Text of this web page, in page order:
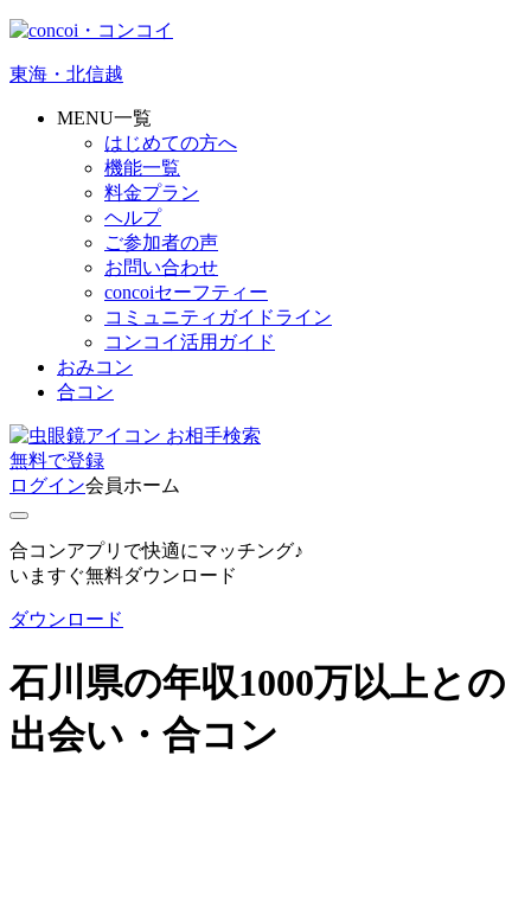
東海・北信越
MENU一覧
はじめての方へ
機能一覧
料金プラン
ヘルプ
ご参加者の声
お問い合わせ
concoiセーフティー
コミュニティガイドライン
コンコイ活用ガイド
おみコン
合コン
お相手検索
無料で登録
ログイン会員ホーム
合コンアプリで快適にマッチング♪
いますぐ無料ダウンロード
ダウンロード
石川県の年収1000万以上との
出会い・合コン